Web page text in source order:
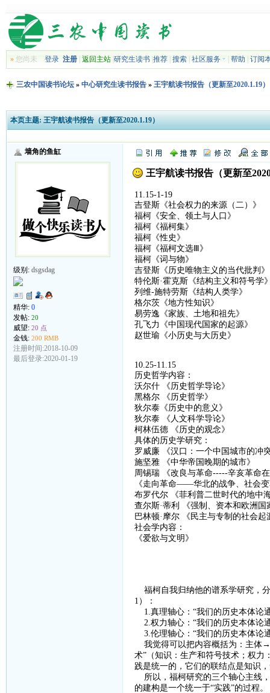
»您尚未 登录 注册| 返回主站| 研究生读书| 推荐| 搜索| 社区服务 帮助 订阅
三农中国读书论坛» 中心研究生读书报告» 王宇航读书报告（更新至2020.1.19）
本页主题: 王宇航读书报告（更新至2020.1.19）
墙角的鱼缸
级别: dsgsdag
精华: 0
发帖: 20
威望: 20 点
金钱: 200 RMB
注册时间:2018-10-09
最后登录:2020-01-19
王宇航读书报告（更新至
11.15-1-19
吉登斯《社会权力的来源（二）》
福柯《安全、领土与人口》
福柯《福柯集》
福柯《性史》
福柯《福柯文选Ⅲ》
福柯《词与物》
吉登斯《历史唯物主义的当代批判》
特伦斯·霍克斯《结构主义和符号学
列维-施特劳斯《结构人类学》
格尔茨《地方性知识》
易劳逸《家族、土地和祖先》
孔飞力《中国现代国家的起源》
赵世瑜《小历史与大历史》
10.25-11.15
历史哲学内容：
沃尔什
《 历史哲学导论》
黑格尔
《 历史哲学》
狄尔泰《历史中的意义》
狄尔泰
《 人文科学导论》
柯林伍德
《 历史的观念》
具体的历史学研究：
罗威廉
《汉口：一个中国城市的冲
施坚雅
《中华帝国晚期的城市》
周锡瑞
《改良与革命-----辛亥革命
《走向革命——华北的战争、社会
布罗代尔
《菲利普二世时代的地中
查尔斯·蒂利 《强制、资本和欧洲国
巴林顿· 摩尔 《 民主与专制的社会起
社会学内容：
《爱欲与文明》
福柯自我归纳他的谱系学研究，
1 ）：
1. 真理轴心：“我们的历史本体论
2. 权力轴心：“我们的历史本体论
3. 伦理轴心：“我们的历史本体论
我觉得可以把内容概括为：主体→
术”（知识：生产和符号技术；权
践是统一的，它们的联结点是知识
所以，福柯研究的三个轴心主线
的建构是一个统一于“实践”的过程。